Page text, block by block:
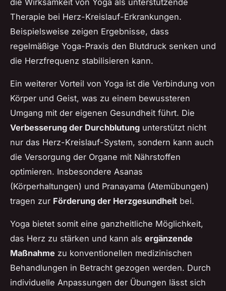
Therapie bei Herz-Kreislauf-Erkrankungen.
Beispielsweise zeigen Ergebnisse, dass
regelmäßige Yoga-Praxis den Blutdruck senken und
die Herzfrequenz stabilisieren kann.
Ein weiterer Vorteil von Yoga ist die Verbindung von
Körper und Geist, was zu einem bewussteren
Umgang mit der eigenen Gesundheit führt. Die
Verbesserung der Durchblutung unterstützt nicht
nur das Herz-Kreislauf-System, sondern kann auch
die Versorgung der Organe mit Nährstoffen
optimieren. Insbesondere Asanas
(Körperhaltungen) und Pranayama (Atemübungen)
tragen zur Förderung der Herzgesundheit bei.
Yoga bietet somit eine ganzheitliche Möglichkeit,
das Herz zu stärken und kann als ergänzende
Maßnahme zu konventionellen medizinischen
Behandlungen in Betracht gezogen werden. Durch
individuelle Anpassungen der Übungen lässt sich